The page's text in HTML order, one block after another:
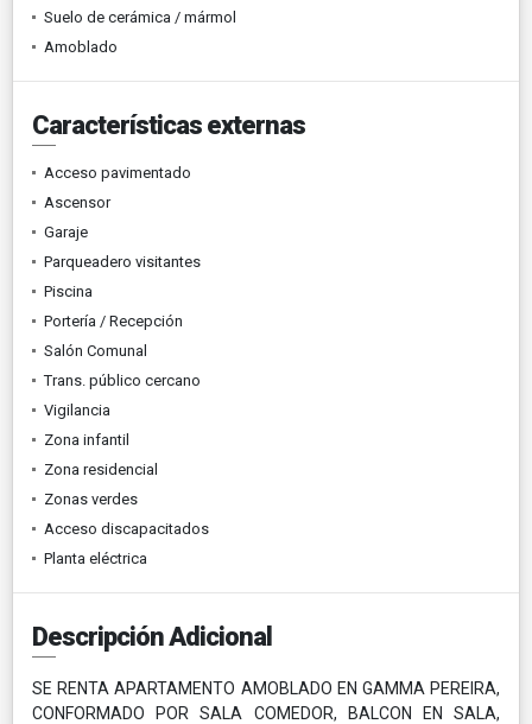
Suelo de cerámica / mármol
Amoblado
Características externas
Acceso pavimentado
Ascensor
Garaje
Parqueadero visitantes
Piscina
Portería / Recepción
Salón Comunal
Trans. público cercano
Vigilancia
Zona infantil
Zona residencial
Zonas verdes
Acceso discapacitados
Planta eléctrica
Descripción Adicional
SE RENTA APARTAMENTO AMOBLADO EN GAMMA PEREIRA,
CONFORMADO POR SALA COMEDOR, BALCON EN SALA,